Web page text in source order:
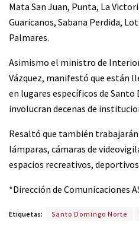
Mata San Juan, Punta, La
Guaricanos, Sabana Perdida,
Palmares.
Asimismo el ministro de
Vázquez, manifestó que están
en lugares específicos de
involucran decenas de
Resaltó que también
lámparas, cámaras de
espacios recreativos,
*Dirección de Comunicaciones
Etiquetas: Santo Domingo Norte